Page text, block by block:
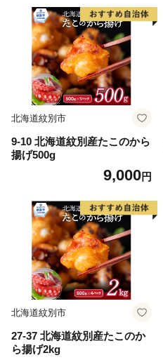
北海道紋別市
9-10 北海道紋別産たこのから
揚げ500g
9,000円
北海道紋別市
27-37 北海道紋別産たこのか
ら揚げ2kg